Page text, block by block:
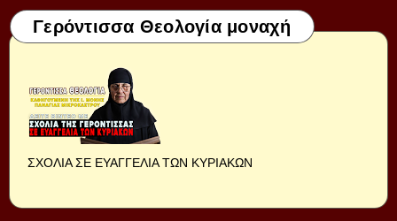
Γερόντισσα Θεολογία μοναχή
ΣΧΟΛΙΑ ΣΕ ΕΥΑΓΓΕΛΙΑ ΤΩΝ ΚΥΡΙΑΚΩΝ